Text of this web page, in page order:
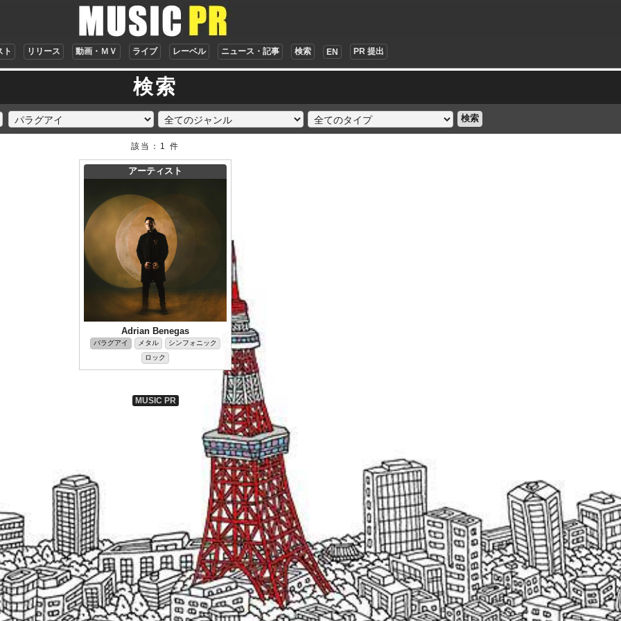
ト リリース 動画・ＭＶ ライブ レーベル ニュース・記事 検索 EN PR 提出
検索
検索
該当：1 件
アーティスト
Adrian Benegas
パラグアイ メタル
シンフォニック
ロック
MUSIC PR